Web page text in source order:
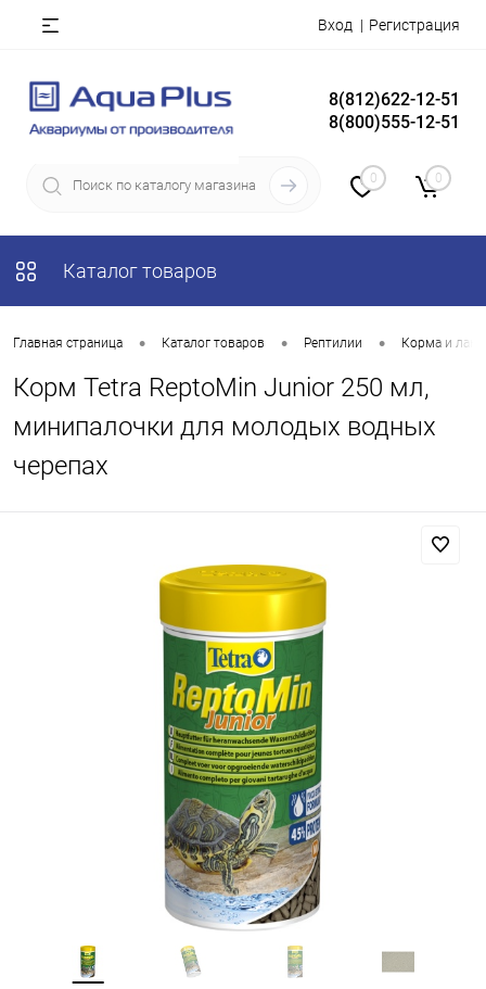
Вход Регистрация
8(812)622-12-51
8(800)555-12-51
0 0
Каталог товаров
Главная страница • Каталог товаров • Рептилии • Корма и
Корм Tetra ReptoMin Junior 250 мл,
минипалочки для молодых водных
черепах